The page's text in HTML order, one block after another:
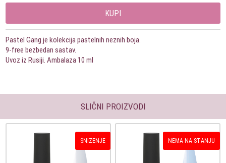
KUPI
Pastel Gang je kolekcija pastelnih neznih boja.
9-free bezbedan sastav.
Uvoz iz Rusiji. Ambalaza 10 ml
SLIČNI PROIZVODI
SNIZENJE NEMA NA STANJU